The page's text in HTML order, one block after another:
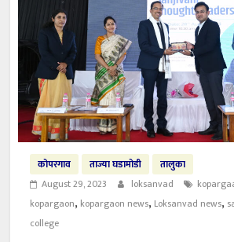
कोपरगाव ताज्या घडामोडी
तालुका
August 29, 2023
loksanvad
kopargaon, kopargaon news, Loksanvad news,
college